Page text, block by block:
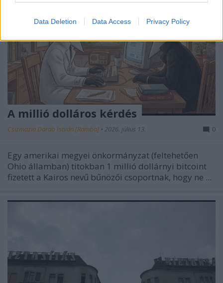
Data Deletion Data Access Privacy Policy
A millió dolláros kérdés
Csizmazia Darab István [Rambo] • 2026. július 13. 0
Egy amerikai megyei önkormányzat (feltehetően
Ohio államban) titokban 1 millió dollárnyi bitcoint
fizetett a Kairos nevű bűnözői csoportnak, hogy ne ...